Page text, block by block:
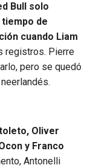
Bull solo
de
cuando Liam
registros. Pierre
pero se quedó
Oliver
y Franco
Antonelli